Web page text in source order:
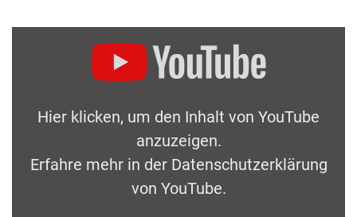
Hier klicken, um den Inhalt von YouTube
anzuzeigen.
Erfahre mehr in der Datenschutzerklärung
von YouTube.